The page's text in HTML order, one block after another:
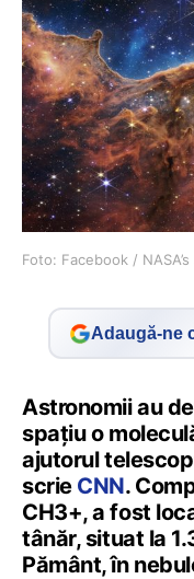
Foto: Facebook /
Adaugă-ne
Astronomii au
spațiu o
ajutorul
scrie CNN.
CH3+, a fost
tânăr, situat la
Pământ, în